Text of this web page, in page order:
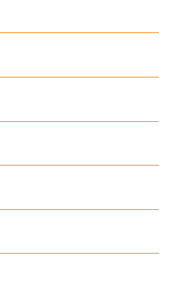
, 彩虹邨, 淘大花